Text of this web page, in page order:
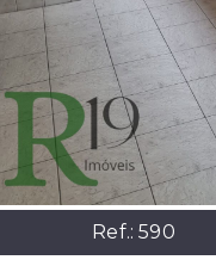
Ref.:590